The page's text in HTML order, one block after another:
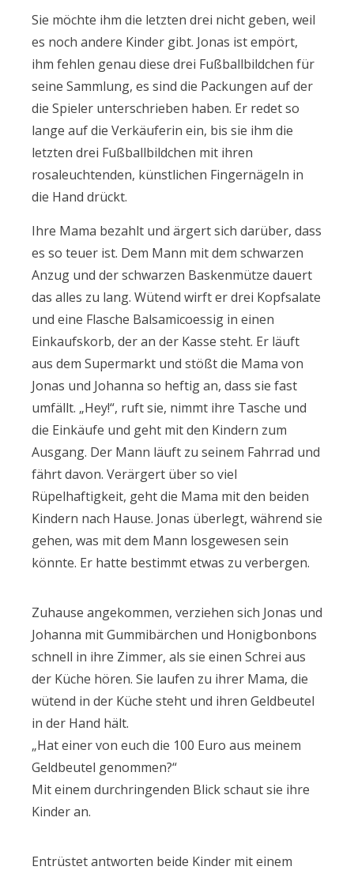
Sie möchte ihm die letzten drei nicht geben, weil
es noch andere Kinder gibt. Jonas ist empört,
ihm fehlen genau diese drei Fußballbildchen für
seine Sammlung, es sind die Packungen auf der
die Spieler unterschrieben haben. Er redet so
lange auf die Verkäuferin ein, bis sie ihm die
letzten drei Fußballbildchen mit ihren
rosaleuchtenden, künstlichen Fingernägeln in
die Hand drückt.
Ihre Mama bezahlt und ärgert sich darüber, dass
es so teuer ist. Dem Mann mit dem schwarzen
Anzug und der schwarzen Baskenmütze dauert
das alles zu lang. Wütend wirft er drei Kopfsalate
und eine Flasche Balsamicoessig in einen
Einkaufskorb, der an der Kasse steht. Er läuft
aus dem Supermarkt und stößt die Mama von
Jonas und Johanna so heftig an, dass sie fast
umfällt. „Hey!“, ruft sie, nimmt ihre Tasche und
die Einkäufe und geht mit den Kindern zum
Ausgang. Der Mann läuft zu seinem Fahrrad und
fährt davon. Verärgert über so viel
Rüpelhaftigkeit, geht die Mama mit den beiden
Kindern nach Hause. Jonas überlegt, während sie
gehen, was mit dem Mann losgewesen sein
könnte. Er hatte bestimmt etwas zu verbergen.
Zuhause angekommen, verziehen sich Jonas und
Johanna mit Gummibärchen und Honigbonbons
schnell in ihre Zimmer, als sie einen Schrei aus
der Küche hören. Sie laufen zu ihrer Mama, die
wütend in der Küche steht und ihren Geldbeutel
in der Hand hält.
„Hat einer von euch die 100 Euro aus meinem
Geldbeutel genommen?“
Mit einem durchringenden Blick schaut sie ihre
Kinder an.
Entrüstet antworten beide Kinder mit einem